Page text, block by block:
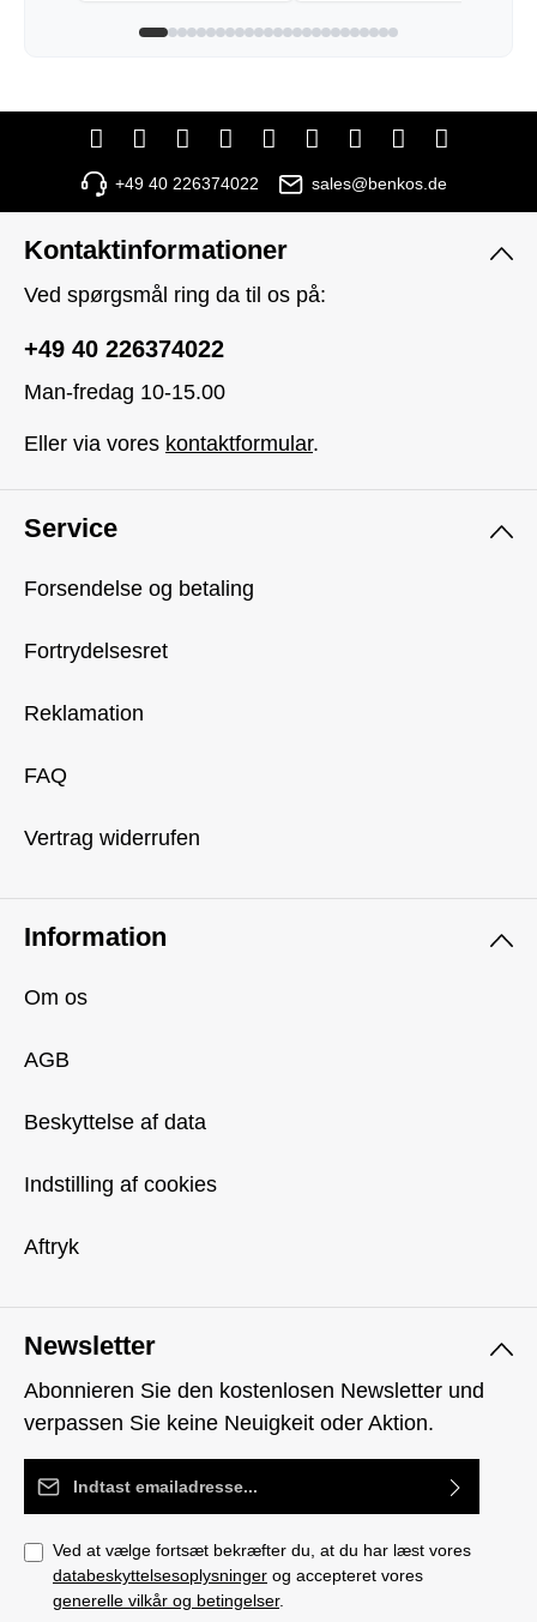
+49 40 226374022 sales@benkos.de
Newsletter
Abonnieren Sie den kostenlosen Newsletter und
verpassen Sie keine Neuigkeit oder Aktion.
Email adresse*
Ved at vælge fortsæt bekræfter du, at du har læst vores
databeskyttelsesoplysninger og accepteret vores
generelle vilkår og betingelser.
Kontaktinformationer
Ved spørgsmål ring da til os på:
+49 40 226374022
Man-fredag 10-15.00
Eller via vores kontaktformular.
Service
Forsendelse og betaling
Fortrydelsesret
Reklamation
FAQ
Vertrag widerrufen
Information
Om os
AGB
Beskyttelse af data
Indstilling af cookies
Aftryk